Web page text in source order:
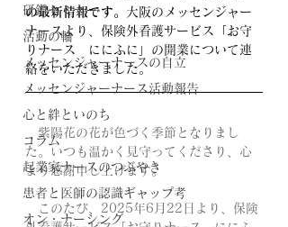
研鑽セミナー
活動の輪
メッセンジャーナースの自立
メッセンジャーナース活動報告
心と絆といのち
コラム
起業家ナースのつぶやき
患者と医師の認識ギャップ考
オン・ナーシング
の最新情報です。 大阪のメッセンジャー
ナースより、保険外看護サービス「お守
りナース　ににふに」の開業について連
絡をいただきました。
紫陽花の花が色づく季節となりまし
た。いつも温かく見守ってくださり、心
より感謝申し上げます。
このたび、2025年6月22日より、保険